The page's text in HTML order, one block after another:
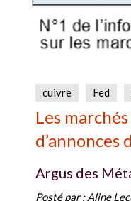
cuivre Fed
Les
d’annonces
Argus des
Posté par :Aline